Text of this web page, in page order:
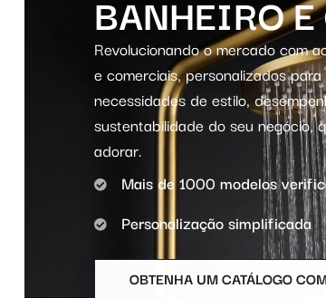
BANHEIRO
Revolucionando o mercado com
e comerciais, personalizados
necessidades de estilo,
sustentabilidade do seu negócio,
adorar.
Mais de 1000 modelos
Personalização simplificada
OBTENHA UM CATÁLOGO